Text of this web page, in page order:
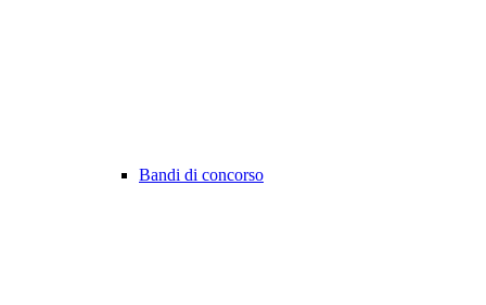
Bandi di concorso